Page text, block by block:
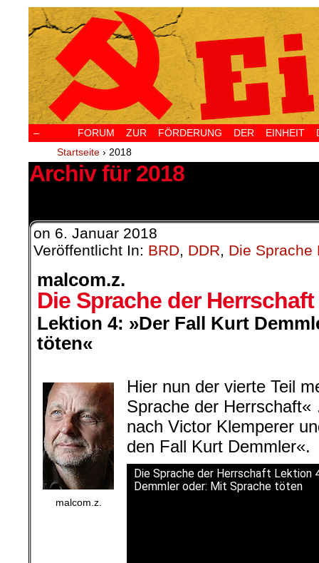
–
FORUM ZUR FÖRDERUNG DER EINHEIT
Startseite › 2018
Archiv für 2018
on 6. Januar 2018
Veröffentlicht In: BRD, DDR, Die Sprache
malcom.z.
Die Sprache der Herrschaft
Lektion 4: »Der Fall Kurt
töten«
malcom.z.
Hier nun der vierte Teil
Sprache der
nach Victor Klemperer
den Fall Kurt Demmler«.
Die Sprache der Herrschaft Lektion
Demmler oder: Mit Sprache töten